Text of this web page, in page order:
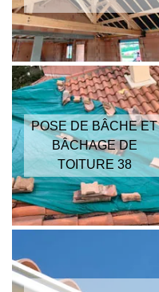
POSE DE BÂCHE ET
BÂCHAGE DE
TOITURE 38